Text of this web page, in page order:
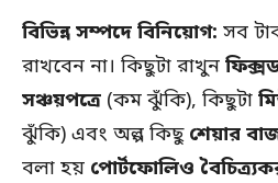
বিভিন্ন সম্পদে বিনিয়োগ: সব
রাখবেন না। কিছুটা রাখুন
সঞ্চয়পত্রে (কম ঝুঁকি), কিছুটা
ঝুঁকি) এবং অল্প কিছু শেয়ার
বলা হয় পোর্টফোলিও